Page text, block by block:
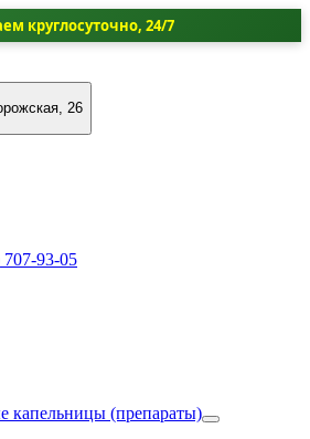
круглосуточно, 24/7
26
707-93-05
капельницы (препараты)